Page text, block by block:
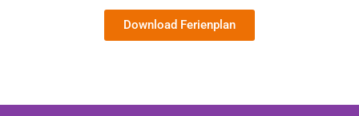
Download Ferienplan